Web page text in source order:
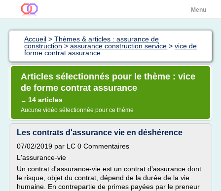
Menu
Accueil > Thèmes & articles : assurance de
construction > assurance construction service > vice de
forme contrat assurance
Articles sélectionnés pour le thème : vice
de forme contrat assurance
→ 14 articles
Aucune vidéo sélectionnée pour ce thème
Les contrats d'assurance vie en déshérence
07/02/2019 par LC 0 Commentaires
L'assurance-vie
Un contrat d'assurance-vie est un contrat d'assurance dont
le risque, objet du contrat, dépend de la durée de la vie
humaine. En contrepartie de primes payées par le preneur